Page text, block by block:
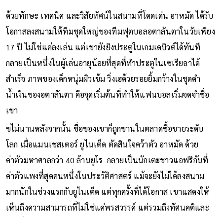
ด้วยทักษะ เทคนิค และวิสัยทัศน์ในสนามที่โดดเด่น อาหมัด ได้รับ
โอกาสลงสนามให้ทีมชุดใหญ่ของทีมฟุตบอลอตาลันตาในวัยเพียง
17 ปี ไม่ใช่แค่ลงเล่น แต่เขายังยิงประตูในเกมเดบิวต์ได้ทันที
กลายเป็นหนึ่งในผู้เล่นอายุน้อยที่สุดที่ทำประตูในเซเรียอาได้
สำเร็จ ภาพของเด็กหนุ่มผิวเข้ม วิ่งเฮด้วยรอยยิ้มกว้างในชุดดำ
น้ำเงินของอตาลันตา คือจุดเริ่มต้นที่ทำให้แฟนบอลเริ่มจดจำชื่อ
เขา
ฃไม่นานหลังจากนั้น ชื่อของเขาก็ถูกขานในตลาดซื้อขายระดับ
โลก เมื่อแมนเชสเตอร์ ยูไนเต็ด ตัดสินใจคว้าตัว อาหมัด ด้วย
ค่าตัวมหาศาลกว่า 40 ล้านยูโร กลายเป็นนักเตะชาวแอฟริกันที่
ค่าตัวแพงที่สุดคนหนึ่งในประวัติศาสตร์ แม้จะยังไม่ได้ลงสนาม
มากนักในช่วงแรกกับยูไนเต็ด แต่ทุกครั้งที่ได้โอกาส เขาแสดงให้
เห็นถึงความสามารถที่ไม่ใช่แค่พรสวรรค์ แต่รวมถึงทัศนคติและ